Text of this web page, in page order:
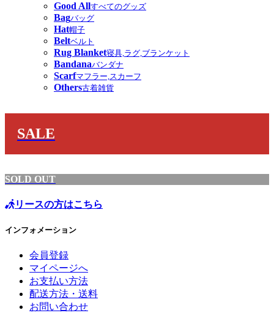
Good Allすべてのグッズ
Bagバッグ
Hat帽子
Beltベルト
Rug Blanket寝具,ラグ,ブランケット
Bandanaバンダナ
Scarfマフラー,スカーフ
Others古着雑貨
SALE
SOLD OUT
リースの方はこちら
インフォメーション
会員登録
マイページへ
お支払い方法
配送方法・送料
お問い合わせ